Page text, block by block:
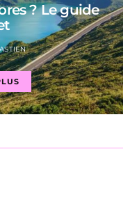
? Le guide